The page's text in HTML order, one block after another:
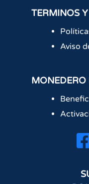
TERMINOS
Aviso
MONEDERO